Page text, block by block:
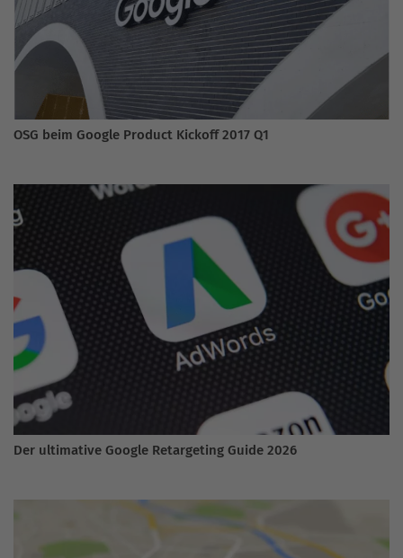
OSG beim Google Product Kickoff 2017 Q1
Der ultimative Google Retargeting Guide 2026